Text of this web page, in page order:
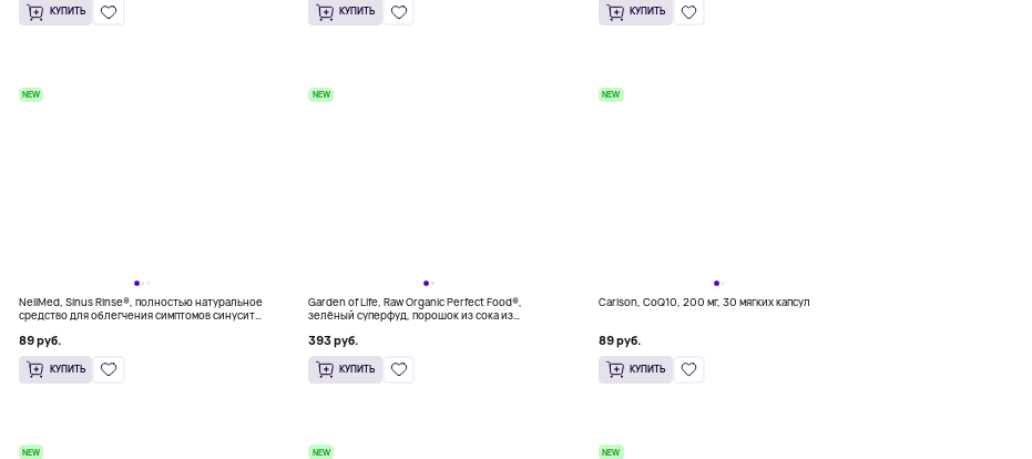
КУПИТЬ КУПИТЬ КУПИТЬ
NEW
NeilMed, Sinus Rinse®, полностью натуральное
средство для облегчения симптомов синусита,
89 руб.
КУПИТЬ
NEW
Garden of Life, Raw Organic Perfect Food®,
зелёный суперфуд, порошок из сока из
393 руб.
КУПИТЬ
NEW
Carlson, CoQ10, 200 мг, 30 мягких капсул
89 руб.
КУПИТЬ
NEW NEW NEW